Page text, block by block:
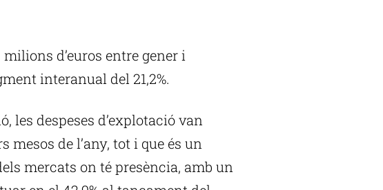
d’euros entre gener i
interanual del 21,2%.
les despeses d’explotació van
mesos de l’any, tot i que és un
mercats on té presència, amb un